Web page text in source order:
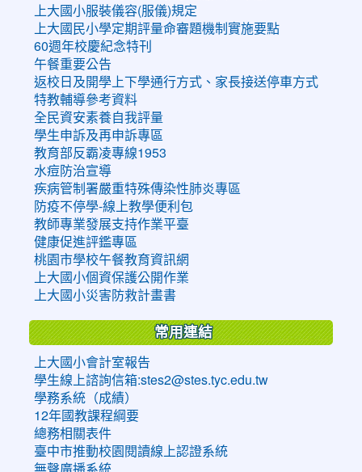
上大國小服裝儀容(服儀)規定
上大國民小學定期評量命審題機制實施要點
60週年校慶紀念特刊
午餐重要公告
返校日及開學上下學通行方式、家長接送停車方式
特教輔導參考資料
全民資安素養自我評量
學生申訴及再申訴專區
教育部反霸凌專線1953
水痘防治宣導
疾病管制署嚴重特殊傳染性肺炎專區
防疫不停學-線上教學便利包
教師專業發展支持作業平臺
健康促進評鑑專區
桃園市學校午餐教育資訊網
上大國小個資保護公開作業
上大國小災害防救計畫書
常用連結
上大國小會計室報告
學生線上諮詢信箱:stes2@stes.tyc.edu.tw
學務系統（成績）
12年國教課程綱要
總務相關表件
臺中市推動校園閱讀線上認證系統
無聲廣播系統